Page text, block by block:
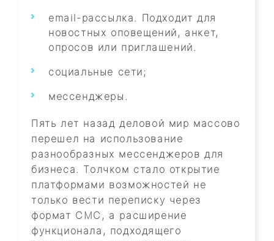
email-рассылка. Подходит для
новостных оповещений, анкет,
опросов или приглашений.
социальные сети;
мессенджеры.
Пять лет назад деловой мир массово
перешел на использование
разнообразных мессенджеров для
бизнеса. Толчком стало открытие
платформами возможностей не
только вести переписку через
формат СМС, а расширение
функционала, подходящего